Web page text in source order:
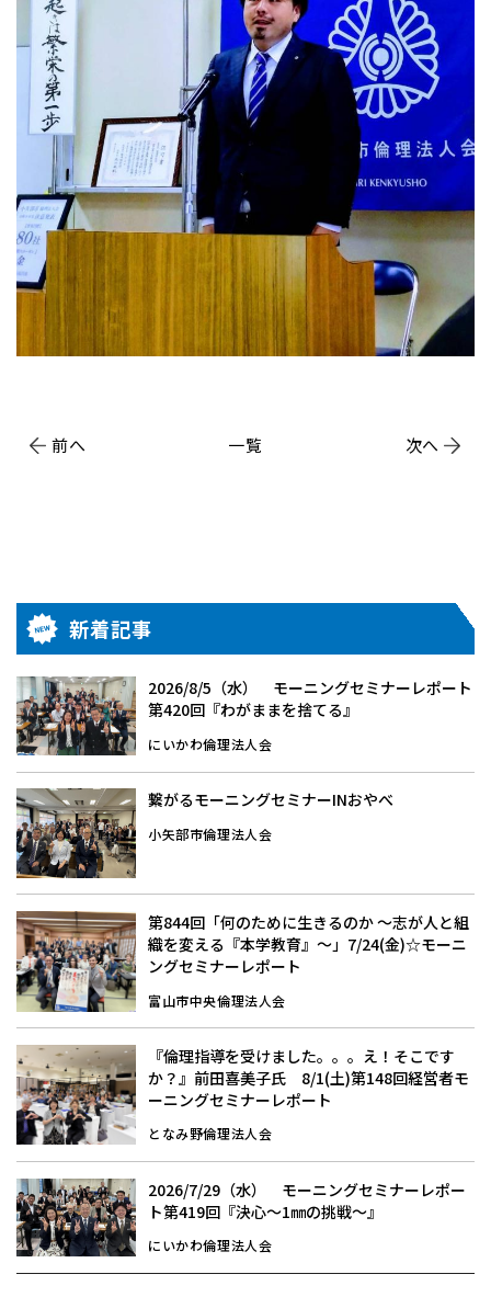
前へ 一覧 次へ
新着記事
2026/8/5（水） モーニングセミナーレポート
第420回『わがままを捨てる』
にいかわ倫理法人会
繋がるモーニングセミナーINおやべ
小矢部市倫理法人会
第844回「何のために生きるのか 〜志が人と組
織を変える『本学教育』〜」7/24(金)☆モーニ
ングセミナーレポート
富山市中央倫理法人会
『倫理指導を受けました。。。え！そこです
か？』前田喜美子氏 8/1(土)第148回経営者モ
ーニングセミナーレポート
となみ野倫理法人会
2026/7/29（水） モーニングセミナーレポー
ト第419回『決心～1㎜の挑戦～』
にいかわ倫理法人会